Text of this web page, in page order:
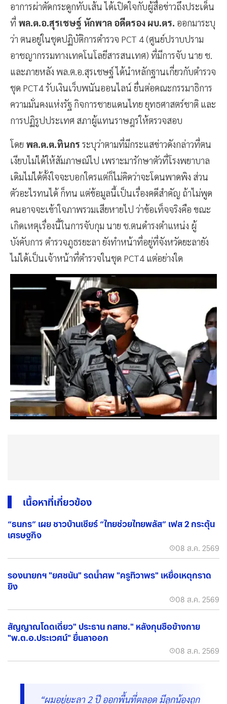
อาการผ่าตัดกระดูกทับเส้น ได้เปิดใจกับผู้สื่อข่าวถึงประเด็น
ที่ พล.ต.อ.สุรเชษฐ์ หักพาล อดีตรอง ผบ.ตร. ออกมาระบุ
ว่า ตนอยู่ในชุดปฏิบัติการตำรวจ PCT 4 (ศูนย์ปราบปราม
อาชญากรรมทางเทคโนโลยีสารสนเทศ) ที่มีการจับ นาย ช.
และภายหลัง พล.ต.อ.สุรเชษฐ์ ได้นำหลักฐานเกี่ยวกับตำรวจ
ชุด PCT4 รับเงินเว็บพนันออนไลน์ ยื่นต่อคณะกรรมาธิการ
ความมั่นคงแห่งรัฐ กิจการชายแดนไทย ยุทธศาสตร์ชาติ และ
การปฏิรูปประเทศ สภาผู้แทนราษฎรให้ตรวจสอบ
โดย พล.ต.ต.ทินกร ระบุว่าตามที่มีกระแสข่าวดังกล่าวที่ตน
เงียบไม่ได้ให้สัมภาษณ์ไป เพราะมารักษาตัวที่โรงพยาบาล
เดิมไม่ได้ตั้งใจจะบอกใครแต่ก็ไม่คิดว่าจะโดนพาดพิง ส่วน
ตัวอะไรทนได้ ก็ทน แต่ข้อมูลนี้เป็นเรื่องคดีสำคัญ ถ้าไม่พูด
คนอาจจะเข้าใจภาพรวมเสียหายไป ว่าข้อเท็จจริงคือ ขณะ
เกิดเหตุเรื่องนี้ในการจับกุม นาย ช.ตนดำรงตำแหน่ง ผู้
บังคับการ ตำรวจภูธรยะลา ยังทำหน้าที่อยู่ที่จังหวัดยะลายัง
ไม่ได้เป็นเจ้าหน้าที่ตำรวจในชุด PCT4 แต่อย่างใด
เนื้อหาที่เกี่ยวข้อง
“ธนกร” เผย ชาวบ้านเชียร์ “ไทยช่วยไทยพลัส” เฟส 2 กระตุ้น
เศรษฐกิจ
08 ส.ค. 2569
รองนายกฯ "ยศชนัน" รดน้ำศพ "ครูทิวาพร" เหยื่อเหตุกราด
ยิง
08 ส.ค. 2569
สัญญาณโดดเดี่ยว" ประธาน กสทช." หลังกุนซือข้างกาย
"พ.ต.อ.ประเวศน์" ยื่นลาออก
08 ส.ค. 2569
“ผมอยู่ยะลา 2 ปี ออกพื้นที่ตลอด มีลูกน้องถูก